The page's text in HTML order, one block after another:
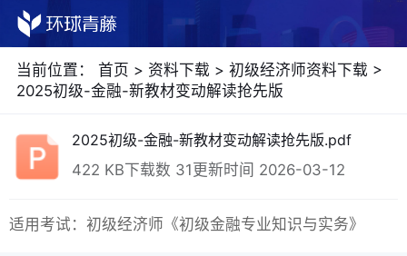
当前位置： 首页 > 资料下载 > 初级经济师资料下载 >
2025初级-金融-新教材变动解读抢先版
2025初级-金融-新教材变动解读抢先版.pdf
422 KB下载数 31 更新时间 2026-03-12
适用考试：初级经济师《初级金融专业知识与实务》